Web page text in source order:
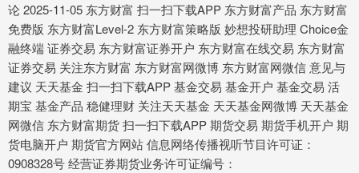
论 2025-11-05 东方财富 扫一扫下载APP 东方财富产品 东方财富
免费版 东方财富Level-2 东方财富策略版 妙想投研助理 Choice金
融终端 证券交易 东方财富证券开户 东方财富在线交易 东方财富
证券交易 关注东方财富 东方财富网微博 东方财富网微信 意见与
建议 天天基金 扫一扫下载APP 基金交易 基金开户 基金交易 活
期宝 基金产品 稳健理财 关注天天基金 天天基金网微博 天天基金
网微信 东方财富期货 扫一扫下载APP 期货交易 期货手机开户 期
货电脑开户 期货官方网站 信息网络传播视听节目许可证：
0908328号 经营证券期货业务许可证编号：